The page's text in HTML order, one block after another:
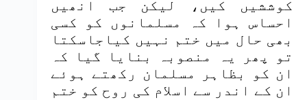
کوششیں کیں، لیکن جب انھیں
احساس ہوا کہ مسلمانوں کو کسی
بھی حال میں ختم نہیں کیاجاسکتا
تو پھر یہ منصوبہ بنایا گیا کہ
ان کو بظاہر مسلمان رکھتے ہوئے
ان کے اندر سے اسلام کی روح کو ختم